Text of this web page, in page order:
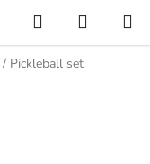
Hledat
KOŠÍK
/ Pickleball set